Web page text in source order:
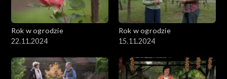
Rok w ogrodzie
22.11.2024
Rok w ogrodzie
15.11.2024